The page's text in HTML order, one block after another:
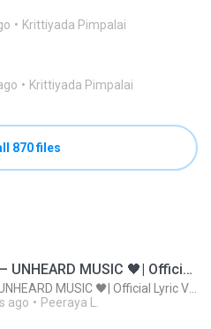
Krittiyada Pimpalai
Krittiyada Pimpalai
870 files
ไม่มีใครรู้ตัวเรา– UNHEARD MUSIC 🖤| Official Lyric Video | เพลงสู้ชีวิต
ago Peeraya L.